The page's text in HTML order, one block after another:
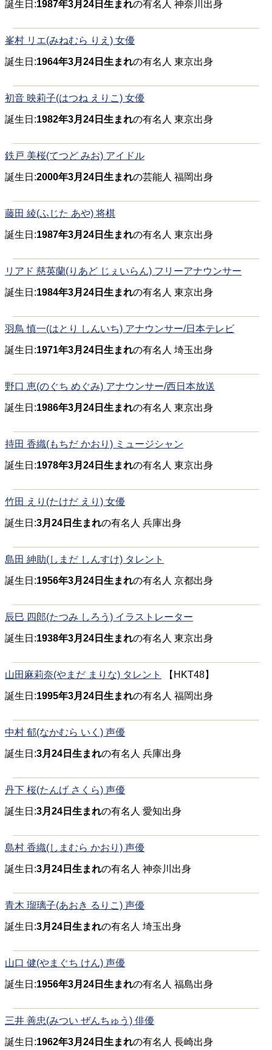
誕生日:1987年3月24日生まれの有名人 神奈川出身
峯村 リエ(みねむら りえ) 女優
誕生日:1964年3月24日生まれの有名人 東京出身
初音 映莉子(はつね えりこ) 女優
誕生日:1982年3月24日生まれの有名人 東京出身
鉄戸 美桜(てつど みお) アイドル
誕生日:2000年3月24日生まれの芸能人 福岡出身
藤田 綾(ふじた あや) 将棋
誕生日:1987年3月24日生まれの有名人 東京出身
リアド 慈英蘭(りあど じぇいらん) フリーアナウンサー
誕生日:1984年3月24日生まれの有名人 東京出身
羽鳥 慎一(はとり しんいち) アナウンサー/日本テレビ
誕生日:1971年3月24日生まれの有名人 埼玉出身
野口 恵(のぐち めぐみ) アナウンサー/西日本放送
誕生日:1986年3月24日生まれの有名人 東京出身
持田 香織(もちだ かおり) ミュージシャン
誕生日:1978年3月24日生まれの有名人 東京出身
竹田 えり(たけだ えり) 女優
誕生日:3月24日生まれの有名人 兵庫出身
島田 紳助(しまだ しんすけ) タレント
誕生日:1956年3月24日生まれの有名人 京都出身
辰巳 四郎(たつみ しろう) イラストレーター
誕生日:1938年3月24日生まれの有名人 東京出身
山田麻莉奈(やまだ まりな) タレント 【HKT48】
誕生日:1995年3月24日生まれの有名人 福岡出身
中村 郁(なかむら いく) 声優
誕生日:3月24日生まれの有名人 兵庫出身
丹下 桜(たんげ さくら) 声優
誕生日:3月24日生まれの有名人 愛知出身
島村 香織(しまむら かおり) 声優
誕生日:3月24日生まれの有名人 神奈川出身
青木 瑠璃子(あおき るりこ) 声優
誕生日:3月24日生まれの有名人 埼玉出身
山口 健(やまぐち けん) 声優
誕生日:1956年3月24日生まれの有名人 福島出身
三井 善忠(みつい ぜんちゅう) 俳優
誕生日:1962年3月24日生まれの有名人 長崎出身